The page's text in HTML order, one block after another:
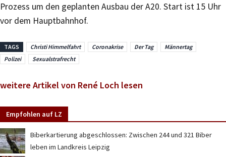
Prozess um den geplanten Ausbau der A20. Start ist 15 Uhr
vor dem Hauptbahnhof.
TAGS Christi Himmelfahrt Coronakrise Der Tag
Männertag
Polizei
Sexualstrafrecht
weitere Artikel von René Loch lesen
Empfohlen auf LZ
Biberkartierung abgeschlossen: Zwischen 244 und 321 Biber
leben im Landkreis Leipzig